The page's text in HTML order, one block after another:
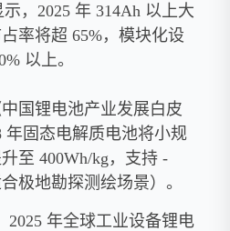
，2025 年 314Ah 以上大
率将超 65%，模块化设
以上。
国锂电池产业发展白皮
年固态电解质电池将小规
至 400Wh/kg，支持 -
极地勘探测绘场景）。
2025 年全球工业设备锂电